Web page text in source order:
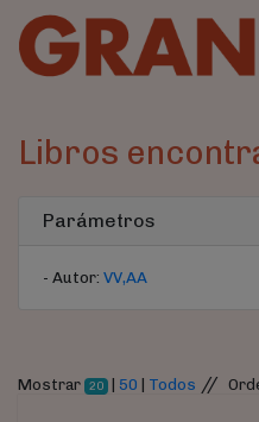
Libros
Parámetros
- Autor: VV,AA
Mostrar 20 | 50 Todos //